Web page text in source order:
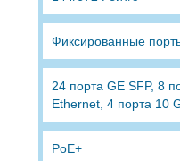
Фиксированные
24 порта GE SFP, 8
Ethernet, 4 порта 10
PoE+